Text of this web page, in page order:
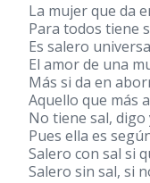
La mujer que da
Para todos tiene
Es salero
El amor de una
Más si da en
Aquello que más
No tiene sal, digo
Pues ella es
Salero con sal si
Salero sin sal, si